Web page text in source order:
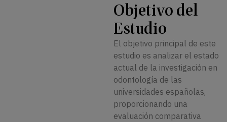
Objetivo del
Estudio
El objetivo principal de este
estudio es analizar el estado
actual de la investigación en
odontología de las
universidades españolas,
proporcionando una
evaluación comparativa